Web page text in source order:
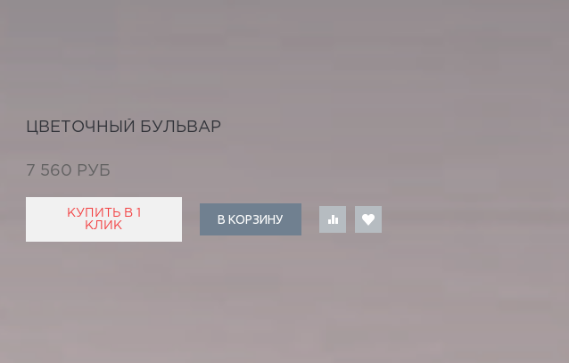
ЦВЕТОЧНЫЙ БУЛЬВАР
7 560 РУБ
КУПИТЬ В 1
КЛИК
В КОРЗИНУ